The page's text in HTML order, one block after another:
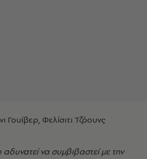
Γουίβερ, Φελίσιτι Τζόουνς
να συμβιβαστεί με την